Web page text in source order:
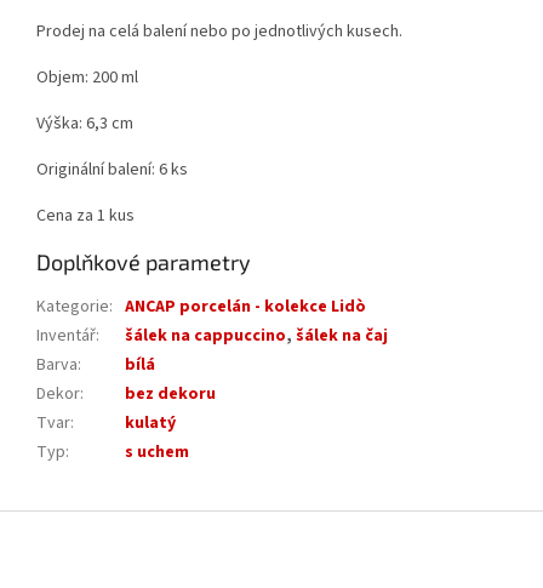
Prodej na celá balení nebo po jednotlivých kusech.
Objem: 200 ml
Výška: 6,3 cm
Originální balení: 6 ks
Cena za 1 kus
Doplňkové parametry
Kategorie: ANCAP porcelán - kolekce Lidò
Inventář: šálek na cappuccino, šálek na čaj
Barva:
bílá
Dekor:
bez dekoru
Tvar:
kulatý
Typ: s uchem